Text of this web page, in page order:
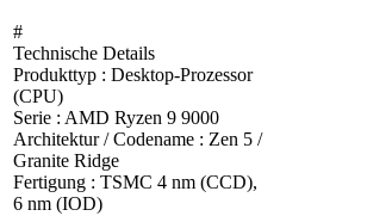
#
Technische Details
Produkttyp : Desktop-Prozessor
(CPU)
Serie : AMD Ryzen 9 9000
Architektur / Codename : Zen 5 /
Granite Ridge
Fertigung : TSMC 4 nm (CCD),
6 nm (IOD)